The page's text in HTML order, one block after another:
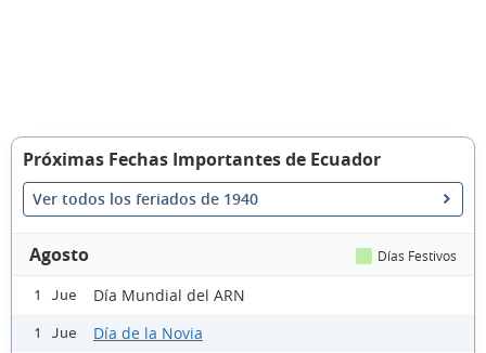
Próximas Fechas Importantes de Ecuador
Ver todos los feriados de 1940
Agosto Días Festivos
1 Jue Día Mundial del ARN
1 Jue Día de la Novia